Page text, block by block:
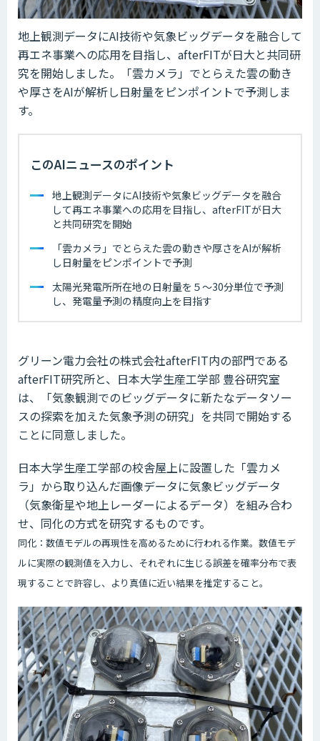
地上観測データにAI技術や気象ビッグデータを融合して
再エネ事業への応用を目指し、afterFITが日大と共同研
究を開始しました。「雲カメラ」でとらえた雲の動き
や厚さをAIが解析し日射量をピンポイントで予測しま
す。
このAIニュースのポイント
地上観測データにAI技術や気象ビッグデータを融合
して再エネ事業への応用を目指し、afterFITが日大
と共同研究を開始
「雲カメラ」でとらえた雲の動きや厚さをAIが解析
し日射量をピンポイントで予測
太陽光発電所所在地の日射量を５～30分単位で予測
し、発電量予測の精度向上を目指す
グリーン電力会社の株式会社afterFIT内の部門である
afterFIT研究所と、日本大学生産工学部 豊谷研究室
は、「気象観測でのビッグデータに新たなデータソー
スの探索を加えた気象予測の研究」を共同で開始する
ことに同意しました。
日本大学生産工学部の校舎屋上に設置した「雲カメ
ラ」から取り込んだ画像データに気象ビッグデータ
（気象衛星や地上レーダーによるデータ）を組み合わ
せ、同化の方式を研究するものです。
同化：数値モデルの再現性を高めるために行われる作業。数値モデ
ルに実際の観測値を入力し、それぞれに生じる誤差を確率分布で表
現することで許容し、より真値に近い結果を推定すること。